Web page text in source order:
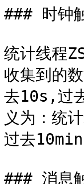
### 时钟
统计线程
收集到的
去10s,过
义为：统
过去
### 消